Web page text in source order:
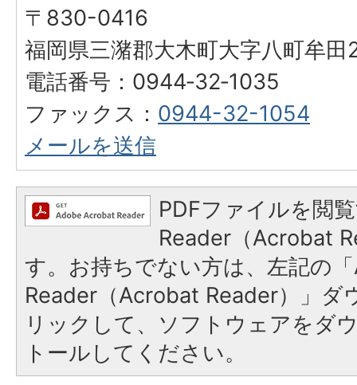
〒830-0416
福岡県三潴郡大木町大字八町牟
電話番号：0944‐32‐1035
ファックス： 0944-32-1054
メールを送信
PDFファイルを閲
Reader（Acrobat
す。お持ちでない方は、左記の
Reader（Acrobat Reader）」ダ
リックして、ソフトウェアをダ
トールしてください。